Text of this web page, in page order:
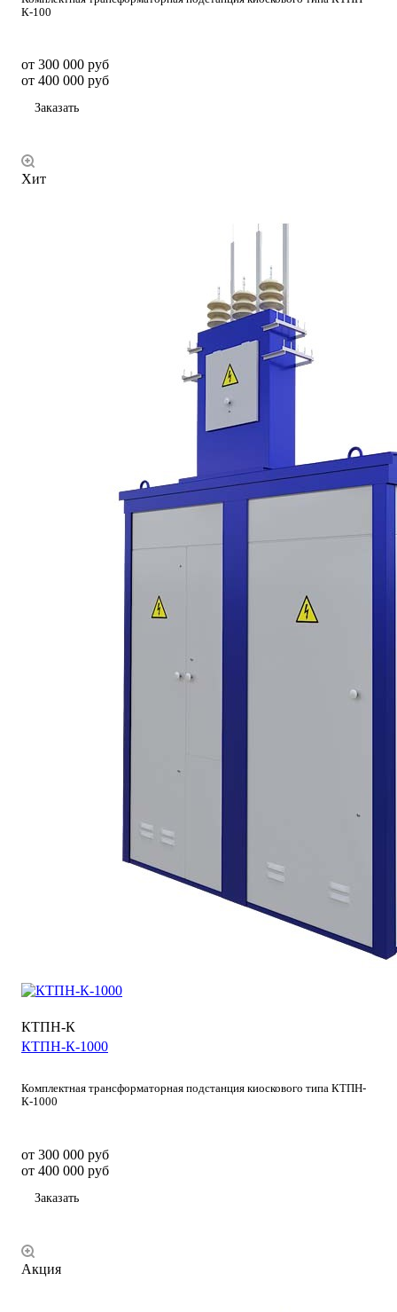
К-100
от 300 000 руб
от 400 000 руб
Заказать
Хит
КТПН-К
КТПН-К-1000
Комплектная трансформаторная подстанция киоскового типа КТПН-
К-1000
от 300 000 руб
от 400 000 руб
Заказать
Акция